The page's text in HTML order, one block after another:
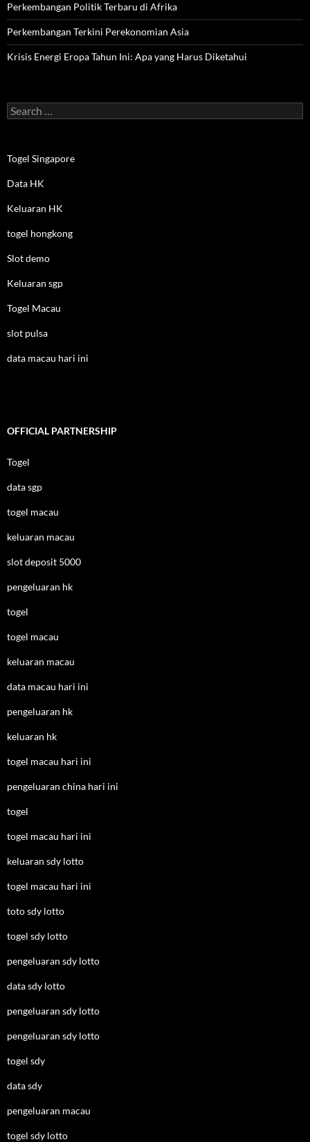
Perkembangan Politik Terbaru di Afrika
Perkembangan Terkini Perekonomian Asia
Krisis Energi Eropa Tahun Ini: Apa yang Harus Diketahui
Search
for:
Togel Singapore
Data HK
Keluaran HK
togel hongkong
Slot demo
Keluaran sgp
Togel Macau
slot pulsa
data macau hari ini
OFFICIAL PARTNERSHIP
Togel
data sgp
togel macau
keluaran macau
slot deposit 5000
pengeluaran hk
togel
togel macau
keluaran macau
data macau hari ini
pengeluaran hk
keluaran hk
togel macau hari ini
pengeluaran china hari ini
togel
togel macau hari ini
keluaran sdy lotto
togel macau hari ini
toto sdy lotto
togel sdy lotto
pengeluaran sdy lotto
data sdy lotto
pengeluaran sdy lotto
pengeluaran sdy lotto
togel sdy
data sdy
pengeluaran macau
togel sdy lotto